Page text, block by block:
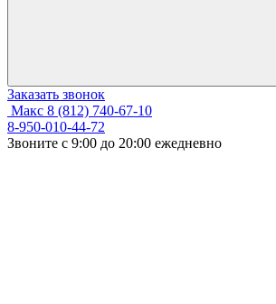
Заказать звонок
Макс 8 (812) 740-67-10
8-950-010-44-72
Звоните с 9:00 до 20:00 ежедневно